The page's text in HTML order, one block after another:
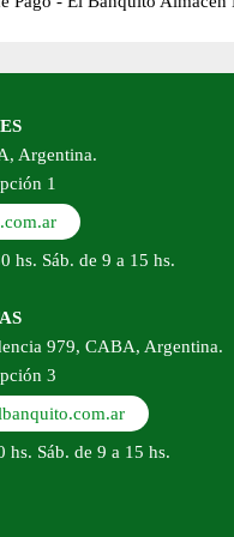
Argentina.
1
hs. Sáb. de 9 a 15 hs.
979, CABA, Argentina.
3
hs. Sáb. de 9 a 15 hs.